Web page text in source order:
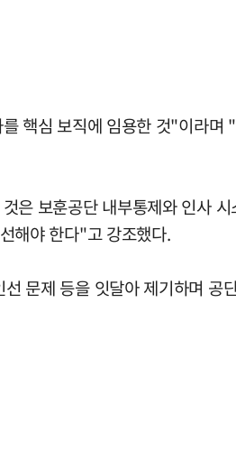
핵심 보직에 임용한 것"이라
은 보훈공단 내부통제와 인사
해야 한다"고 강조했다.
문제 등을 잇달아 제기하며 공